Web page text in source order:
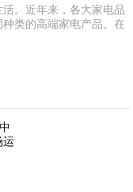
。近年来，各大家电品
类的高端家电产品。在